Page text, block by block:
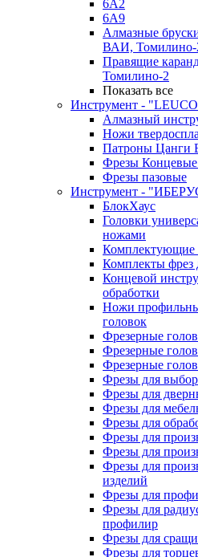
6A2
6A9
Алмазные
ВАИ, Томилино-
Правящие
Томилино-2
Показать все
Инструмент -
Алмазный
Ножи
Патроны Цанги
Фрезы
Фрезы пазовые
Инструмент -
БлокХаус
Головки
ножами
Комплектующие
Комплекты фрез
Концевой
обработки
Ножи
головок
Фрезерные
Фрезерные
Фрезерные
Фрезы для
Фрезы для
Фрезы для
Фрезы для
Фрезы для
Фрезы для
Фрезы для
изделий
Фрезы для
Фрезы для
профилир
Фрезы для
Фрезы для